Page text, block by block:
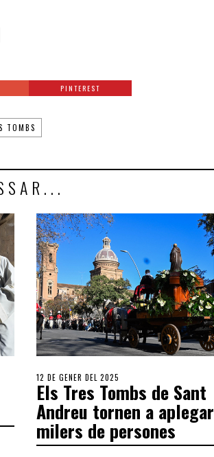
PINTEREST
TOMBS
12 DE GENER DEL 2025
Els Tres Tombs de Sant
Andreu tornen a aplegar
milers de persones